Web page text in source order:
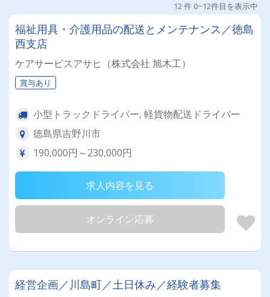
12 件 0~12件目を表示中
福祉用具・介護用品の配送とメンテナンス／徳島
西支店
ケアサービスアサヒ（株式会社 旭木工）
賞与あり
小型トラックドライバー, 軽貨物配送ドライバー
徳島県吉野川市
190,000円～230,000円
求人内容を見る
オンライン応募
経営企画／川島町／土日休み／経験者募集